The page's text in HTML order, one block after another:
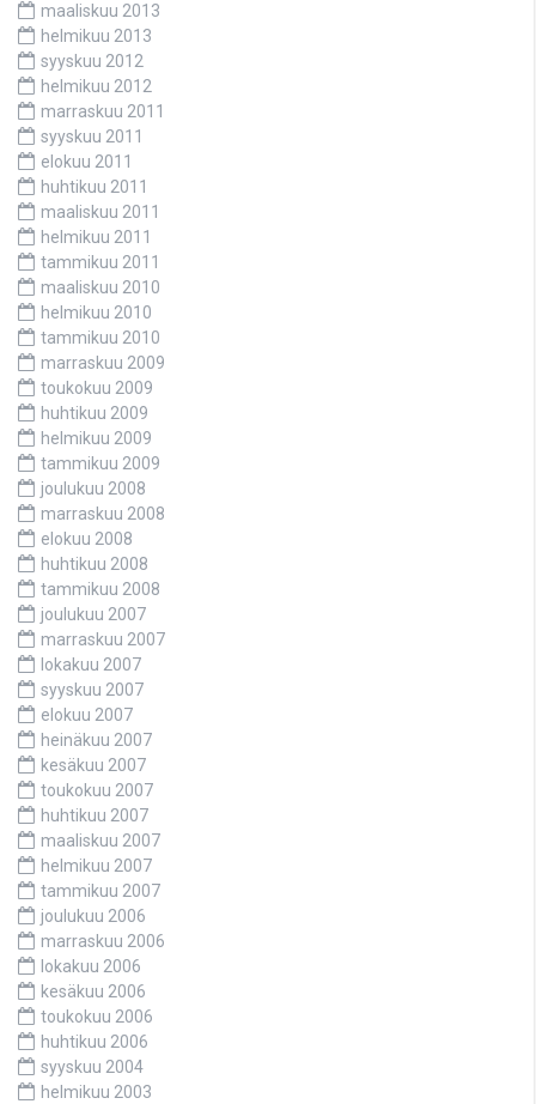
maaliskuu 2013
helmikuu 2013
syyskuu 2012
helmikuu 2012
marraskuu 2011
syyskuu 2011
elokuu 2011
huhtikuu 2011
maaliskuu 2011
helmikuu 2011
tammikuu 2011
maaliskuu 2010
helmikuu 2010
tammikuu 2010
marraskuu 2009
toukokuu 2009
huhtikuu 2009
helmikuu 2009
tammikuu 2009
joulukuu 2008
marraskuu 2008
elokuu 2008
huhtikuu 2008
tammikuu 2008
joulukuu 2007
marraskuu 2007
lokakuu 2007
syyskuu 2007
elokuu 2007
heinäkuu 2007
kesäkuu 2007
toukokuu 2007
huhtikuu 2007
maaliskuu 2007
helmikuu 2007
tammikuu 2007
joulukuu 2006
marraskuu 2006
lokakuu 2006
kesäkuu 2006
toukokuu 2006
huhtikuu 2006
syyskuu 2004
helmikuu 2003